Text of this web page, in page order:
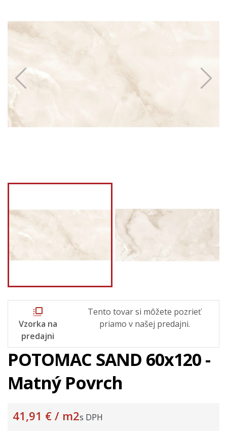
flip_to_front
Vzorka na
predajni
Tento tovar si môžete pozrieť
priamo v našej predajni.
POTOMAC SAND 60x120 -
Matný Povrch
41,91 € / m2s DPH